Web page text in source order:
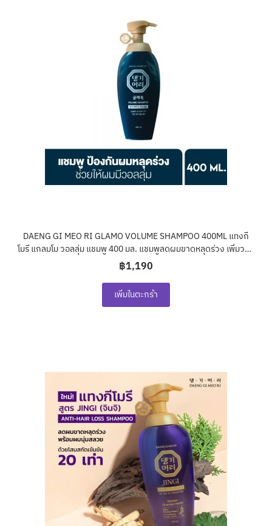
DAENG GI MEO RI GLAMO VOLUME SHAMPOO 400ML แทงกี
โมรี แกลมโม วอลลุ่ม แชมพู 400 มล. แชมพูลดผมขาดหลุดร่วง เพิ่มวอล
ลุ่มให้ผมหนานุ่ม จัดทรงง่าย
฿1,190
เพิ่มในตะกร้า